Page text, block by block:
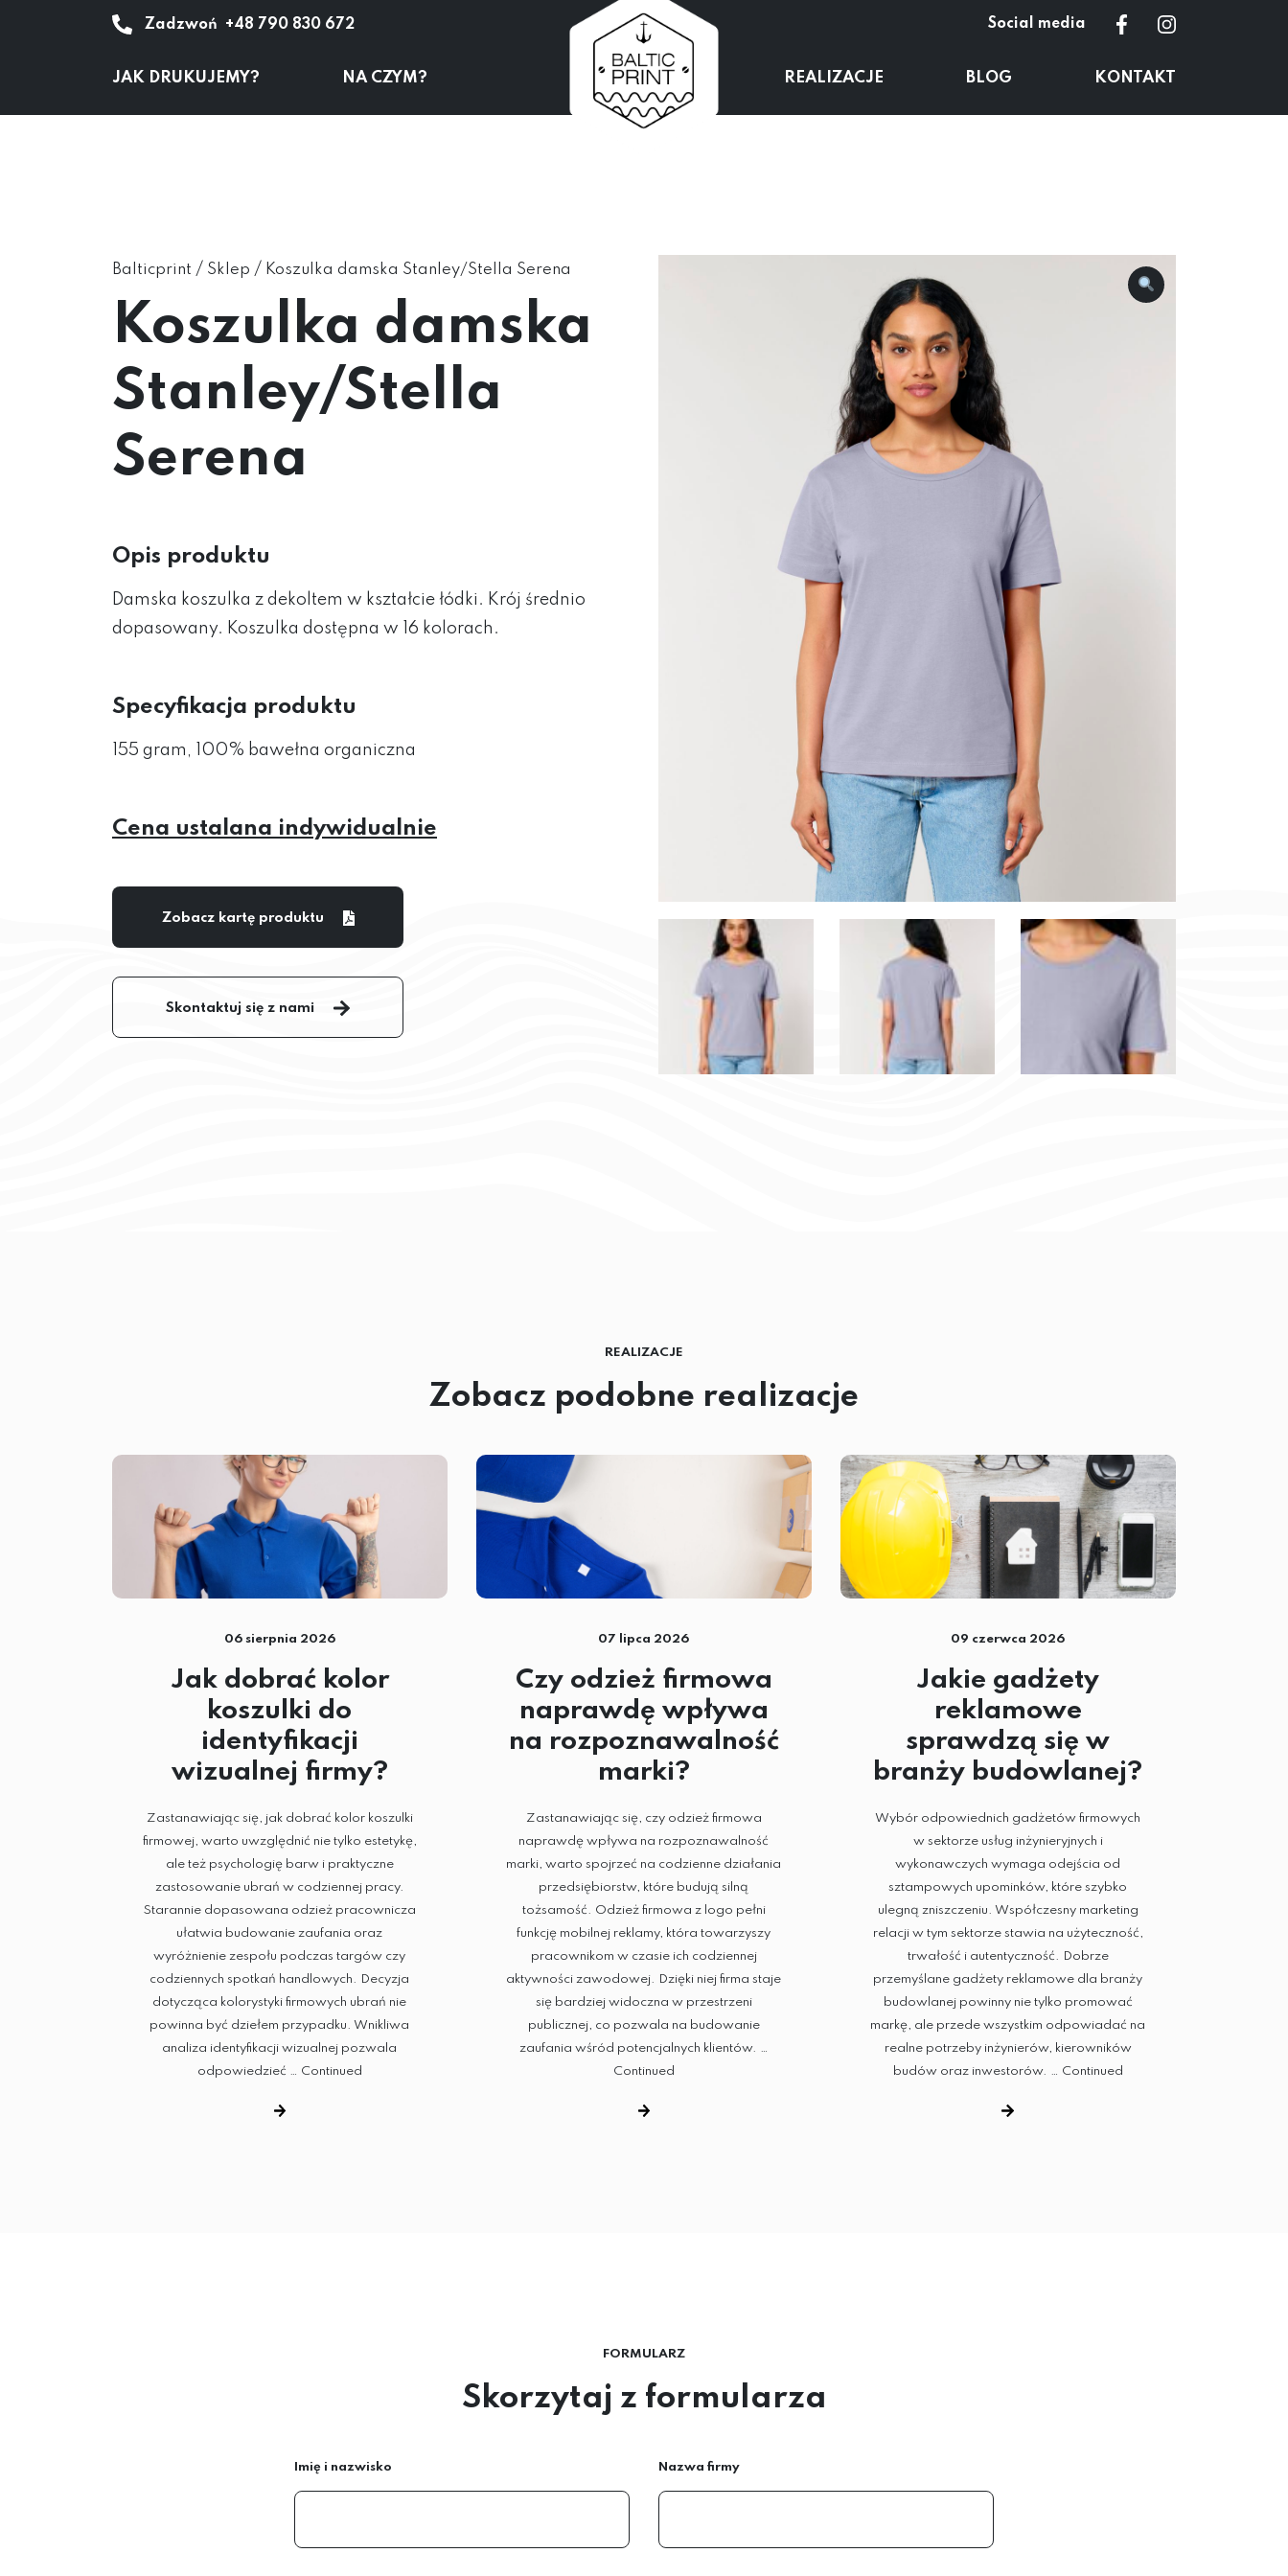
Zadzwoń +48 790 830 672 Social media
JAK DRUKUJEMY? NA CZYM? REALIZACJE BLOG KONTAKT
Balticprint / Sklep / Koszulka damska Stanley/Stella Serena
Koszulka damska
Stanley/Stella
Serena
Opis produktu
Damska koszulka z dekoltem w kształcie łódki. Krój średnio
dopasowany. Koszulka dostępna w 16 kolorach.
Specyfikacja produktu
155 gram, 100% bawełna organiczna
Cena ustalana indywidualnie
Zobacz kartę produktu
Skontaktuj się z nami
REALIZACJE
Zobacz podobne realizacje
06 sierpnia 2026
Jak dobrać kolor
koszulki do
identyfikacji
wizualnej firmy?
Zastanawiając się, jak dobrać kolor koszulki
firmowej, warto uwzględnić nie tylko estetykę,
ale też psychologię barw i praktyczne
zastosowanie ubrań w codziennej pracy.
Starannie dopasowana odzież pracownicza
ułatwia budowanie zaufania oraz
wyróżnienie zespołu podczas targów czy
codziennych spotkań handlowych. Decyzja
dotycząca kolorystyki firmowych ubrań nie
powinna być dziełem przypadku. Wnikliwa
analiza identyfikacji wizualnej pozwala
odpowiedzieć … Continued
07 lipca 2026
Czy odzież firmowa
naprawdę wpływa
na rozpoznawalność
marki?
Zastanawiając się, czy odzież firmowa
naprawdę wpływa na rozpoznawalność
marki, warto spojrzeć na codzienne działania
przedsiębiorstw, które budują silną
tożsamość. Odzież firmowa z logo pełni
funkcję mobilnej reklamy, która towarzyszy
pracownikom w czasie ich codziennej
aktywności zawodowej. Dzięki niej firma staje
się bardziej widoczna w przestrzeni
publicznej, co pozwala na budowanie
zaufania wśród potencjalnych klientów. …
Continued
09 czerwca 2026
Jakie gadżety
reklamowe
sprawdzą się w
branży budowlanej?
Wybór odpowiednich gadżetów firmowych
w sektorze usług inżynieryjnych i
wykonawczych wymaga odejścia od
sztampowych upominków, które szybko
ulegną zniszczeniu. Współczesny marketing
relacji w tym sektorze stawia na użyteczność,
trwałość i autentyczność. Dobrze
przemyślane gadżety reklamowe dla branży
budowlanej powinny nie tylko promować
markę, ale przede wszystkim odpowiadać na
realne potrzeby inżynierów, kierowników
budów oraz inwestorów. … Continued
FORMULARZ
Skorzytaj z formularza
Imię i nazwisko Nazwa firmy